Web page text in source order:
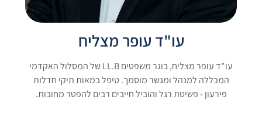
עו"ד עופר מצליח
עו"ד עופר מצליח, בוגר משפטים LL.B של המסלול האקדמי
המכללה למנהל ומגשר מוסמך. טיפל במאות תיקי חדלות
פירעון - פשיטת רגל והוביל חייבים רבים להפטר מחובות.